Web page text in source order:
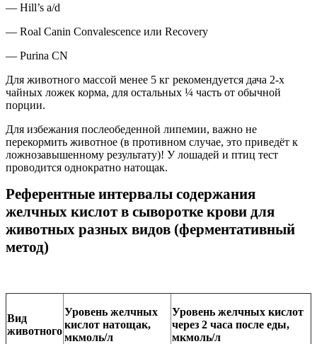
— Hill’s a/d
— Roal Canin Convalescence или Recovery
— Purina CN
Для животного массой менее 5 кг рекомендуется дача 2-х
чайных ложек корма, для остальных ¼ часть от обычной
порции.
Для избежания послеобеденной липемии, важно не
перекормить животное (в противном случае, это приведёт к
ложнозавышенному результату)! У лошадей и птиц тест
проводится однократно натощак.
Референтные интервалы содержания
желчных кислот в сыворотке крови для
животных разных видов (ферментативный
метод)
Вид
животного
Уровень желчных
кислот натощак,
мкмоль/л
Уровень желчных кислот
через 2 часа после еды,
мкмоль/л